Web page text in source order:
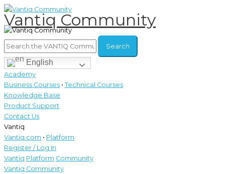
Skip
to
content
Vantiq Community
English
Academy
Business Courses • Technical Courses
Knowledge Base
Product Support
Contact Us
Vantiq
Vantiq.com • Platform
Register / Log In
Vantiq Platform Community
Vantiq Community